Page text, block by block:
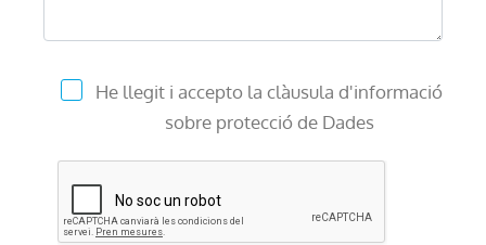
He llegit i accepto la clàusula d'informació
sobre protecció de Dades